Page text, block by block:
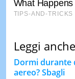
Leggi anche
Dormi durante
aereo? Sbagli